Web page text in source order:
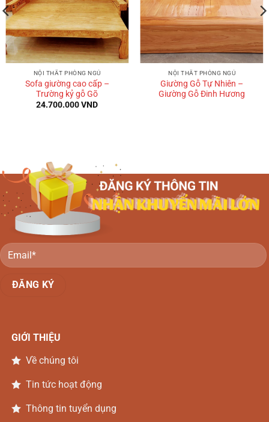
NỘI THẤT PHÒNG NGỦ
Sofa giường cao cấp –
Trường kỷ gỗ Gõ
24.700.000VND
NỘI THẤT PHÒNG NGỦ
Giường Gỗ Tự Nhiên –
Giường Gỗ Đinh Hương
GIỚI THIỆU
Về chúng tôi
Tin tức hoạt động
Thông tin tuyển dụng